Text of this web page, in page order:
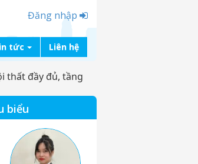
Đăng nhập
tức Liên hệ
thất đầy đủ, tầng
biểu